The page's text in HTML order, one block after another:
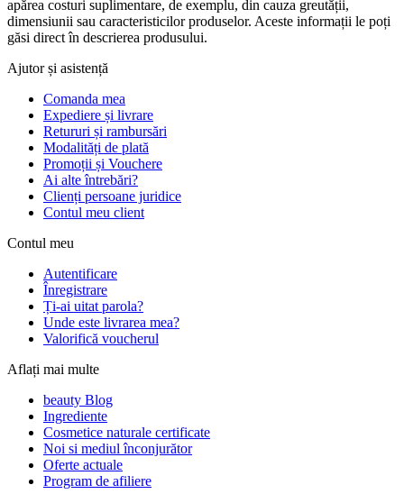
apărea costuri suplimentare, de exemplu, din cauza greutății,
dimensiunii sau caracteristicilor produselor. Aceste informații le poți
găsi direct în descrierea produsului.
Ajutor și asistență
Comanda mea
Expediere și livrare
Retururi și rambursări
Modalități de plată
Promoții și Vouchere
Ai alte întrebări?
Clienți persoane juridice
Contul meu client
Contul meu
Autentificare
Înregistrare
Ți-ai uitat parola?
Unde este livrarea mea?
Valorifică voucherul
Aflați mai multe
beauty Blog
Ingrediente
Cosmetice naturale certificate
Noi si mediul înconjurător
Oferte actuale
Program de afiliere